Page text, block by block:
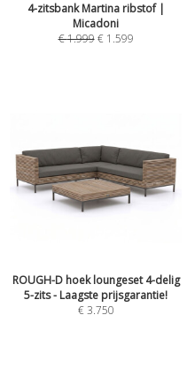
4-zitsbank Martina ribstof |
Micadoni
€1.999 € 1.599
ROUGH-D hoek loungeset 4-delig
5-zits - Laagste prijsgarantie!
€3.750